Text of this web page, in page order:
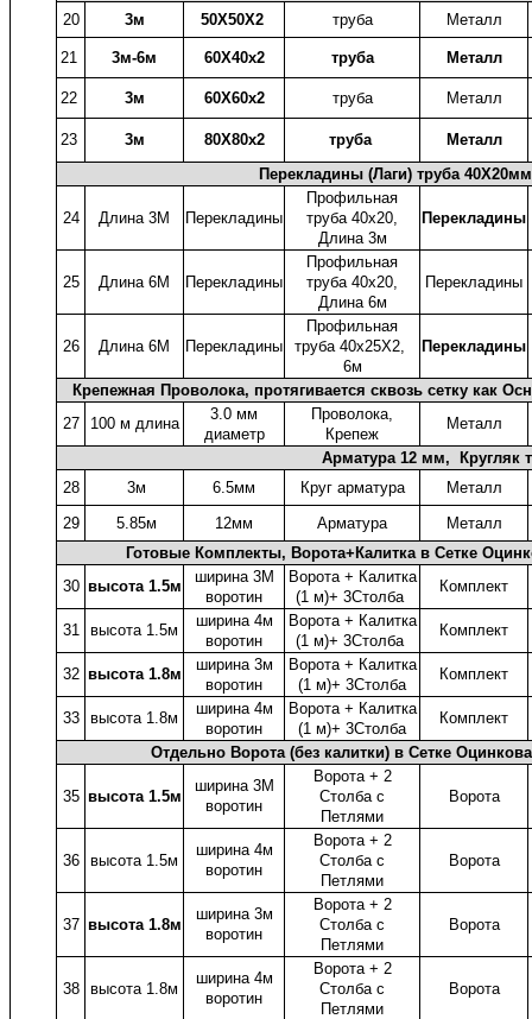
20
3м 50X50X2 труба Металл
21 3м-6м 60X40x2 труба Металл
22 3м 60X60x2 труба Металл
23 3м 80X80x2 труба
Металл
Перекладины (Лаги) труба
24 Длина 3М Перекладины
Профильная
труба 40x20,
Длина 3м
Перекладины
25 Длина 6М Перекладины
Профильная
труба 40x20,
Длина 6м
Перекладины
26 Длина 6М Перекладины
Профильная
труба 40x25X2,
6м
Перекладины
Крепежная Проволока, протягивается сквозь сетку как
27
100 м длина
3.0 мм
диаметр
Проволока,
Крепеж
Металл
Арматура 12 мм, Кругляк
28
3м 6.5мм Круг арматура
Металл
29
5.85м 12мм Арматура
Металл
Готовые Комплекты, Ворота+Калитка в Сетке
30 высота 1.5м
ширина 3М
воротин
Ворота + Калитка
(1 м)+ 3Столба
Комплект
31 высота 1.5м
ширина 4м
воротин
Ворота + Калитка
(1 м)+ 3Столба
Комплект
32 высота 1.8м
ширина 3м
воротин
Ворота + Калитка
(1 м)+ 3Столба
Комплект
33 высота 1.8м
ширина 4м
воротин
Ворота + Калитка
(1 м)+ 3Столба
Комплект
Отдельно Ворота (без калитки) в Сетке
35 высота 1.5м
ширина 3М
воротин
Ворота + 2
Столба с
Петлями
Ворота
36 высота 1.5м
ширина 4м
воротин
Ворота + 2
Столба с
Петлями
Ворота
37 высота 1.8м
ширина 3м
воротин
Ворота + 2
Столба с
Петлями
Ворота
38 высота 1.8м
ширина 4м
воротин
Ворота + 2
Столба с
Петлями
Ворота